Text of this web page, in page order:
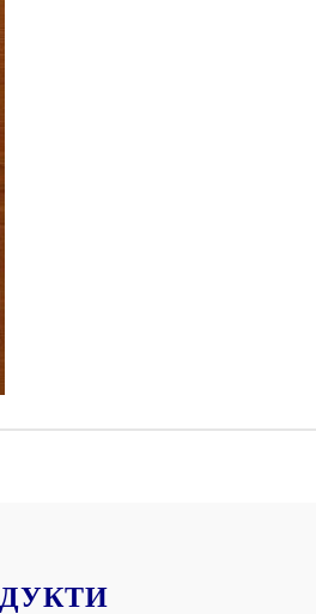
ЗАГОТОВКИ ЗА
ПЛИКОВЕ
и комплекти заготовки за
, Металик , Брокат картони и